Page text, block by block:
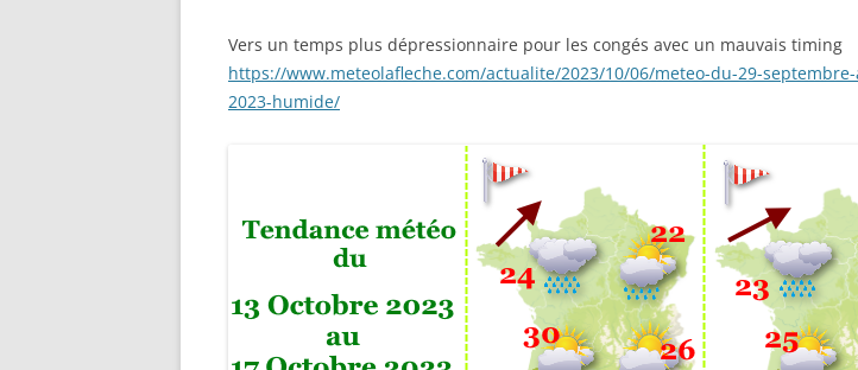
Vers un temps plus dépressionnaire pour les congés avec un mauvais timing
https://www.meteolafleche.com/actualite/2023/10/06/meteo-du-29-
2023-humide/